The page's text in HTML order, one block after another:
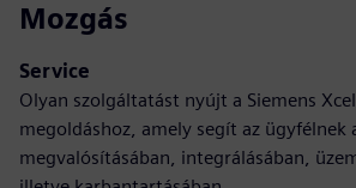
Mozgás
Service
Olyan szolgáltatást nyújt a Siemens
megoldáshoz, amely segít az ügyfélnek
megvalósításában, integrálásában,